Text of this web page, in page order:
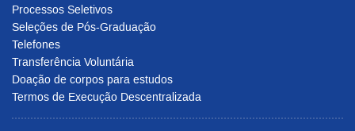
Processos Seletivos
Seleções de Pós-Graduação
Telefones
Transferência Voluntária
Doação de corpos para estudos
Termos de Execução Descentralizada